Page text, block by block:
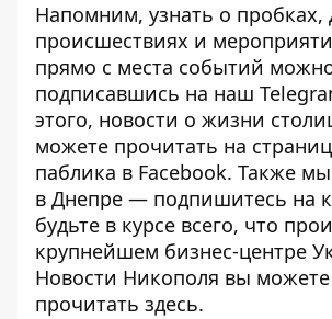
Напомним, узнать о пробках,
происшествиях и
прямо с места событий
подписавшись на наш
этого, новости о жизни
можете прочитать на
паблика в Facebook. Также
в Днепре — подпишитесь на
будьте в курсе всего, что
крупнейшем бизнес-центре
Новости Никополя вы
прочитать здесь.